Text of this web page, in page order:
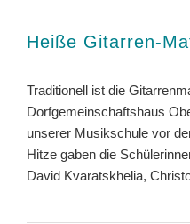
Heiße Gitarren-
Traditionell ist die
Dorfgemeinschaftshaus
unserer Musikschule vor
Hitze gaben die
David Kvaratskhelia,